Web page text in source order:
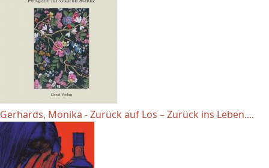
Gerhards, Monika - Zurück auf Los – Zurück ins Leben....